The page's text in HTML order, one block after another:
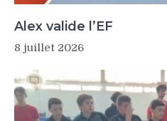
Alex valide l’EF
8 juillet 2026